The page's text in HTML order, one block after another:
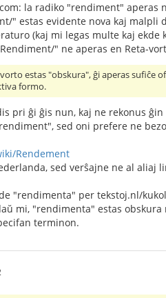
la radiko "rendiment" aperas
" estas evidente nova kaj
(kaj mi legas multe kaj
" ne aperas en Reta-
estas "obskura", ĝi aperas sufiĉe
formo.
pri ĝi ĝis nun, kaj ne rekonus
sed oni prefere ne
Rendement
sed verŝajne ne al aliaj
"rendimenta" per tekstoj.nl/
mi, "rendimenta" estas
terminon.